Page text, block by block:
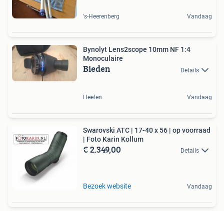
's-Heerenberg Vandaag
Bynolyt Lens2scope 10mm NF 1:4
Monoculaire
Bieden Details
Heeten Vandaag
Swarovski ATC | 17-40 x 56 | op voorraad
| Foto Karin Kollum
€ 2.349,00 Details
Bezoek website Vandaag